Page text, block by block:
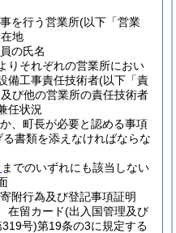
を行う営業所(以下「営業
地
の氏名
りそれぞれの営業所におい
備工事責任技術者(以下「責
び他の営業所の責任技術者
任状況
、町長が必要と認める事項
書類を添えなければならな
までのいずれにも該当しない
附行為及び登記事項証明
在留カード(出入国管理及び
号)第19条の3に規定する